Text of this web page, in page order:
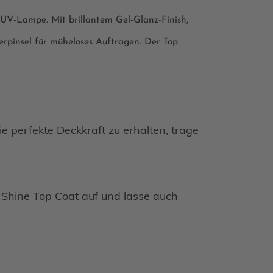
Lampe. Mit brillantem Gel-Glanz-Finish,
für müheloses Auftragen. Der Top
perfekte Deckkraft zu erhalten, trage
Top Coat auf und lasse auch